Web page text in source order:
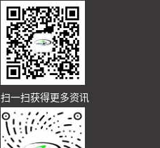
扫一扫获得更多资讯